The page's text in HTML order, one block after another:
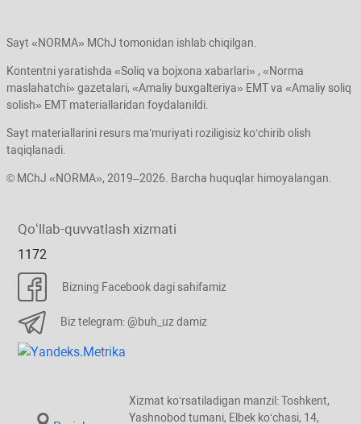
Sayt «NORMA» MChJ tomonidan ishlab chiqilgan.
Kontentni yaratishda «Soliq va bojхona хabarlari» , «Norma
maslahatchi» gazetalari, «Amaliy buхgalteriya» EMT va «Amaliy soliq
solish» EMT materiallaridan foydalanildi.
Sayt materiallarini resurs ma’muriyati roziligisiz koʻchirib olish
taqiqlanadi.
© MChJ «NORMA», 2019–2026. Barcha huquqlar himoyalangan.
Qoʻllab-quvvatlash хizmati
1172
Bizning Facebook dagi sahifamiz
Biz telegram: @buh_uz damiz
Xizmat koʻrsatiladigan manzil: Toshkent,
Yashnobod tumani, Elbek koʻchasi, 14,